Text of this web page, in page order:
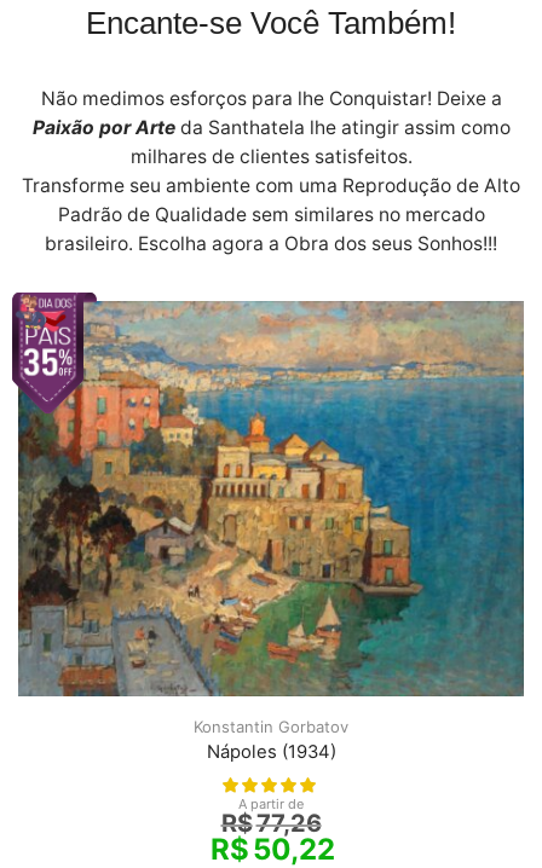
Encante-se Você Também!
Não medimos esforços para lhe Conquistar! Deixe a
Paixão por Arteda Santhatela lhe atingir assim como
milhares de clientes satisfeitos.
Transforme seu ambiente com uma Reprodução de Alto
Padrão de Qualidade sem similares no mercado
brasileiro. Escolha agora a Obra dos seus Sonhos!!!
Konstantin Gorbatov
Nápoles (1934)
A partir de
R$77,26
R$50,22